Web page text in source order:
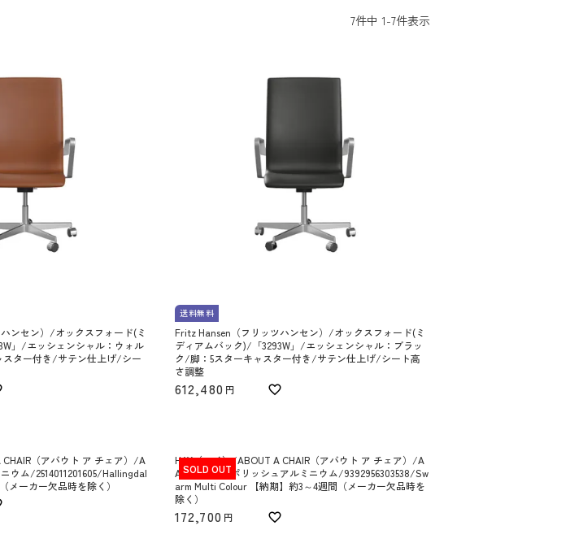
7件中 1-7件表示
ンセン）/オックスフォード(ミ
」/エッシェンシャル：ウォル
スター付き/サテン仕上げ/シー
送料無料
Fritz Hansen（フリッツハンセン）/オックスフォード(ミ
ディアムバック)/「3293W」/エッシェンシャル：ブラッ
ク/脚：5スターキャスター付き/サテン仕上げ/シート高
さ調整
612,480
（アバウト ア チェア）/A
ウム/2514011201605/Hallingdal
メーカー欠品時を除く）
SOLD OUT
HAY（ヘイ）/ABOUT A CHAIR（アバウト ア チェア）/A
AC53 SOFT/ポリッシュアルミニウム/9392956303538/Sw
arm Multi Colour 【納期】約3～4週間（メーカー欠品時を
除く）
172,700